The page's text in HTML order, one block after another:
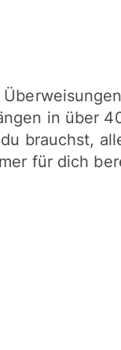
in über
brauchst,
für dich